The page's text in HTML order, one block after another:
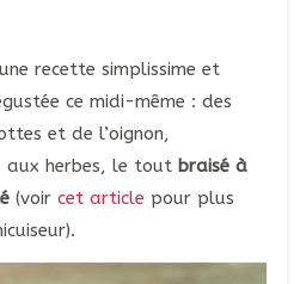
recette simplissime et
ce midi-même : des
et de l’oignon,
aux herbes, le tout braisé à
(voir cet article pour plus